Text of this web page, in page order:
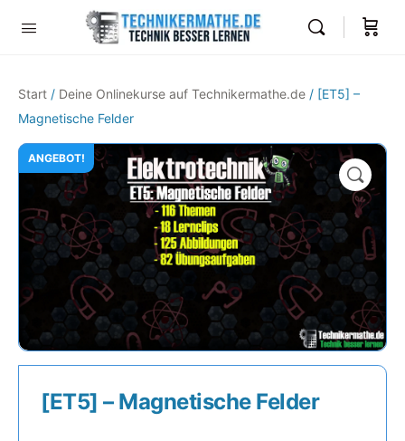
Start / Deine Onlinekurse auf Technikermathe.de / [ET5] –
Magnetische Felder
ANGEBOT!
🔍
[ET5] – Magnetische Felder